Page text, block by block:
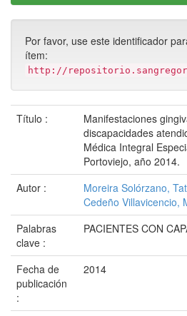
Por favor, use este identificador
ítem:
http://
Título :
Manifestaciones
discapacidades
Médica Integral
Portoviejo, año 2014.
Autor :
Moreira Solórzano,
Cedeño Villavicencio,
Palabras
clave :
PACIENTES CON
Fecha de
publicación
:
2014